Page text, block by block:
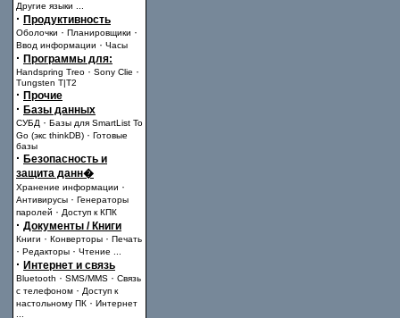
Другие языки
· Продуктивность
Оболочки · Планировщики ·
Ввод информации · Часы
· Программы для:
Handspring Treo · Sony Clie ·
Tungsten T|T2
· Прочие
· Базы данных
СУБД · Базы для SmartList To
Go (экс thinkDB) · Готовые
базы
· Безопасность и
защита данн�
Хранение информации ·
Антивирусы · Генераторы
паролей · Доступ к КПК
· Документы / Книги
Книги · Конверторы · Печать
· Редакторы · Чтение
· Интернет и связь
Bluetooth · SMS/MMS · Связь
с телефоном · Доступ к
настольному ПК · Интернет